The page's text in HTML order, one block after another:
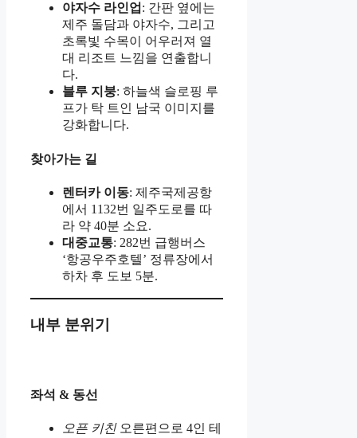
야자수 라인업 : 간판 옆에는
제주 돌담과 야자수, 그리고
초록빛 수목이 어우러져 열
대 리조트 느낌을 연출합니
다.
블루 지붕: 하늘색 슬로핑 루
프가 탁 트인 남국 이미지를
강화합니다.
찾아가는 길
렌터카 이동: 제주국제공항
에서 1132번 일주도로를 따
라 약 40분 소요.
대중교통: 282번 급행버스
‘항공우주호텔’ 정류장에서
하차 후 도보 5분.
내부 분위기
좌석 & 동선
오픈 키친오른편으로 4인 테